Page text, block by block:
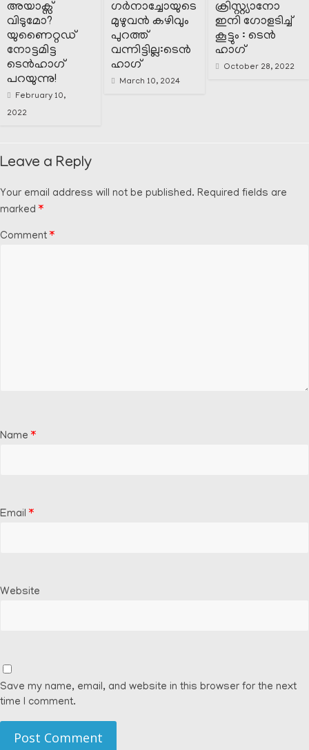
അയാക്സ്
വിടുമോ?
യുണൈറ്റഡ്
നോട്ടമിട്ട
ടെൻഹാഗ്
പറയുന്നു!
February 10,
2022
ഗർനാച്ചോയുടെ
മുഴുവൻ കഴിവും
പുറത്ത്
വന്നിട്ടില്ല:ടെൻ
ഹാഗ്
March 10, 2024
ക്രിസ്റ്റ്യാനോ
ഇനി ഗോളടിച്ച്
കൂട്ടും : ടെൻ
ഹാഗ്
October 28, 2022
Leave a Reply
Your email address will not be published. Required fields are
marked *
Comment *
Name *
Email *
Website
Save my name, email, and website in this browser for the next
time I comment.